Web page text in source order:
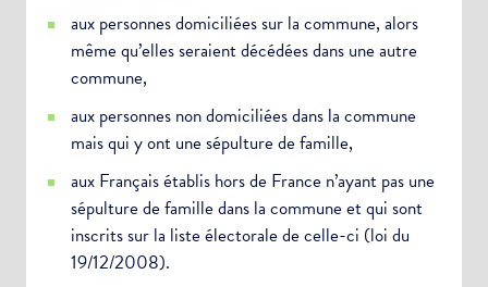
aux personnes domiciliées sur la commune, alors
même qu’elles seraient décédées dans une autre
commune,
aux personnes non domiciliées dans la commune
mais qui y ont une sépulture de famille,
aux Français établis hors de France n’ayant pas une
sépulture de famille dans la commune et qui sont
inscrits sur la liste électorale de celle-ci (loi du
19/12/2008).